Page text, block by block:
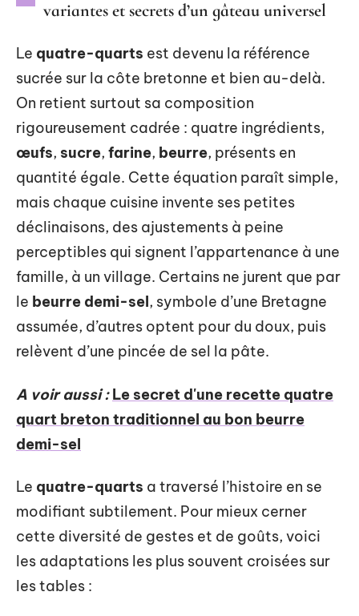
variantes et secrets d’un gâteau universel
Le quatre-quarts est devenu la référence
sucrée sur la côte bretonne et bien au-delà.
On retient surtout sa composition
rigoureusement cadrée : quatre ingrédients,
œufs, sucre, farine, beurre, présents en
quantité égale. Cette équation paraît simple,
mais chaque cuisine invente ses petites
déclinaisons, des ajustements à peine
perceptibles qui signent l’appartenance à une
famille, à un village. Certains ne jurent que par
le beurre demi-sel, symbole d’une Bretagne
assumée, d’autres optent pour du doux, puis
relèvent d’une pincée de sel la pâte.
A voir aussi : Le secret d'une recette quatre
quart breton traditionnel au bon beurre
demi-sel
Le quatre-quarts a traversé l’histoire en se
modifiant subtilement. Pour mieux cerner
cette diversité de gestes et de goûts, voici
les adaptations les plus souvent croisées sur
les tables :